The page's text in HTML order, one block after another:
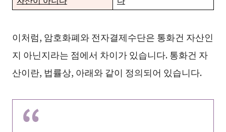
이처럼, 암호화폐와 전자결제수단은 통화건 자산인
지 아닌지라는 점에서 차이가 있습니다. 통화건 자
산이란, 법률상, 아래와 같이 정의되어 있습니다.